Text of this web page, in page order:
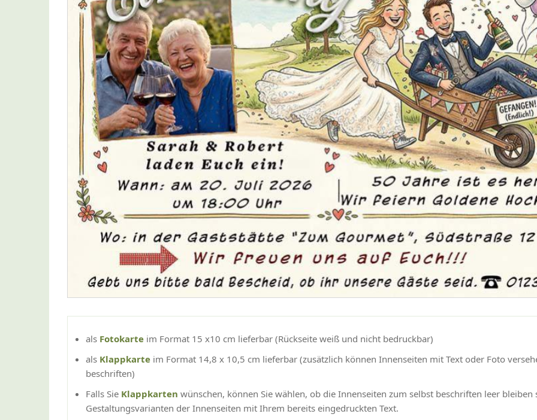
als Fotokarte im Format 15 x10 cm lieferbar (Rückseite weiß und nicht bedruckbar)
als Klappkarte im Format 14,8 x 10,5 cm lieferbar (zusätzlich können Innenseiten mit Text oder Foto
beschriften)
Falls Sie Klappkarten wünschen, können Sie wählen, ob die Innenseiten zum selbst beschriften leer bleiben
Gestaltungsvarianten der Innenseiten mit Ihrem bereits eingedruckten Text.